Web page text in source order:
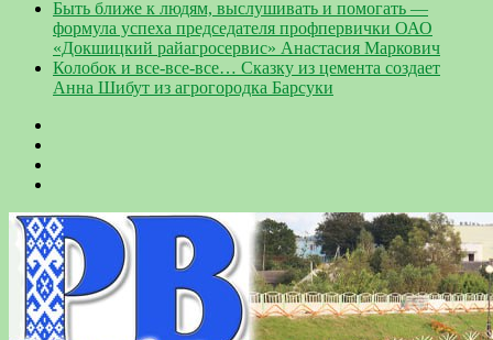
Быть ближе к людям, выслушивать и помогать —
формула успеха председателя профпервички ОАО
«Докшицкий райагросервис» Анастасия Маркович
Колобок и все-все-все… Сказку из цемента создает
Анна Шибут из агрогородка Барсуки